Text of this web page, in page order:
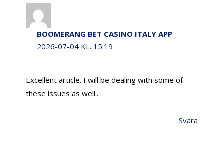
BOOMERANG BET CASINO ITALY APP
2026-07-04 KL. 15:19
Excellent article. I will be dealing with some of
these issues as well..
Svara